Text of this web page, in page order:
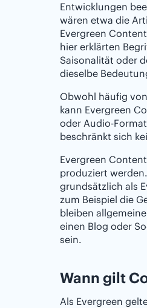
Entwicklungen
wären etwa die
Evergreen
hier erklärten
Saisonalität oder
dieselbe
Obwohl häufig
kann Evergreen
oder Audio-
beschränkt sich
Evergreen
produziert
grundsätzlich als
zum Beispiel die
bleiben
einen Blog oder
sein.
Wann gilt
Als Evergreen